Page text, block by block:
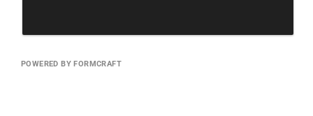
POWERED BY FORMCRAFT